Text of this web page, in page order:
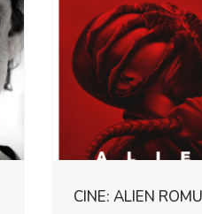
CINE: ALIEN